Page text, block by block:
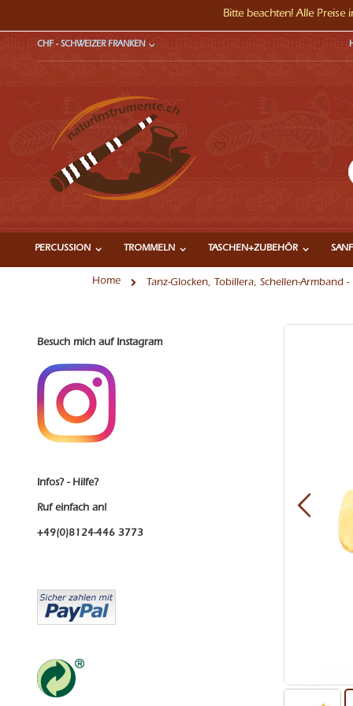
Direkt
zum
WÄHRUNG
CHF - SCHWEIZER FRANKEN
PERCUSSION TROMMELN TASCHEN+ZUBEHÖR
Home Tanz-Glocken, Tobillera, Schellen-Armband -
Bitte beachten! Alle
Zum
Besuch mich auf Instagram
Infos? - Hilfe?
Ruf einfach an!
+49(0)8124-446 3773